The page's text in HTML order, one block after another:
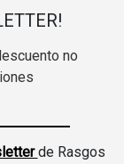
no
de Rasgos